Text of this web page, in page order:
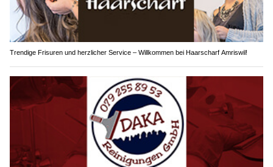
Trendige Frisuren und herzlicher Service – Willkommen bei Haarscharf Amriswil!